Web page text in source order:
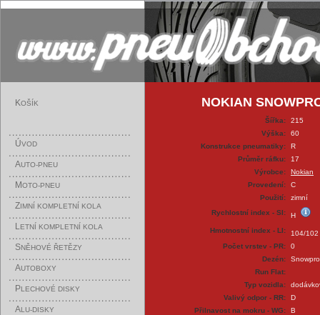
KOŠÍK
ÚVOD
AUTO-PNEU
MOTO-PNEU
ZIMNÍ KOMPLETNÍ KOLA
LETNÍ KOMPLETNÍ KOLA
SNĚHOVÉ ŘETĚZY
AUTOBOXY
PLECHOVÉ DISKY
ALU-DISKY
NOKIAN
Šířka:
215
Výška:
60
Konstrukce pneumatiky:
R
Průměr ráfku:
17
Výrobce:
Nokian
Provedení:
C
Použití:
zimní
Rychlostní index - SI:
H
Hmotnostní index - LI:
104/102
Počet vrstev - PR:
0
Dezén:
Run Flat:
Typ vozidla:
Valivý odpor - RR:
D
Přilnavost na mokru - WG:
B